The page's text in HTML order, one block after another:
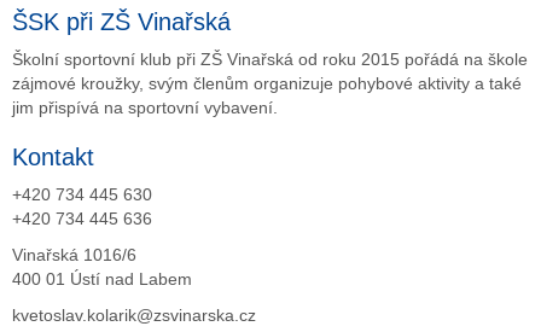
ŠSK při ZŠ Vinařská
Školní sportovní klub při ZŠ Vinařská od roku 2015 pořádá na škole
zájmové kroužky, svým členům organizuje pohybové aktivity a také
jim přispívá na sportovní vybavení.
Kontakt
+420 734 445 630
+420 734 445 636
Vinařská 1016/6
400 01 Ústí nad Labem
kvetoslav.kolarik@zsvinarska.cz